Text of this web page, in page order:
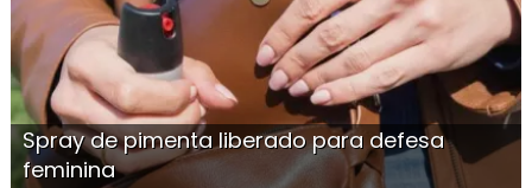
Spray de pimenta liberado para defesa
feminina